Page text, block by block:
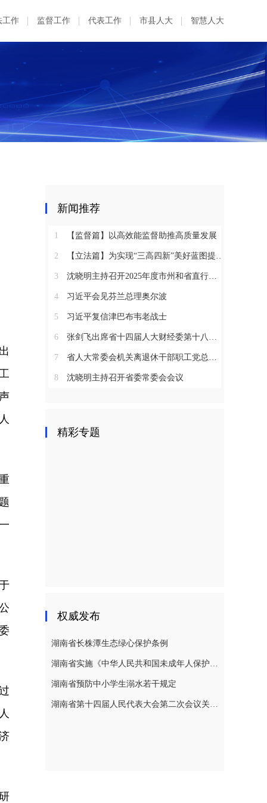
工作 监督工作 代表工作 市县人大 智慧人大
新闻推荐
1 【监督篇】以高效能监督助推高质量发展
2 【立法篇】为实现“三高四新”美好蓝图提供坚实法治保障
3 沈晓明主持召开2025年度市州和省直行业系统党（工）委书记抓基层党建工作述职评议会议
4 习近平会见芬兰总理奥尔波
5 习近平复信津巴布韦老战士
6 张剑飞出席省十四届人大财经委第十八次全体会议
7 省人大常委会机关离退休干部职工党总支召开2025年度总结表彰大会
8 沈晓明主持召开省委常委会会议
精彩专题
权威发布
湖南省长株潭生态绿心保护条例
湖南省实施《中华人民共和国未成年人保护法》若干规定
湖南省预防中小学生溺水若干规定
湖南省第十四届人民代表大会第二次会议关于湖南省人民代表大会常务委员会工作报告的决议